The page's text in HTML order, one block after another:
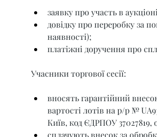
заявку про участь в
довідку про переробку за
наявності);
платіжні доручення про
Учасники торгової сесії:
вносять гарантійний
вартості лотів на р/р №
Київ, код ЄДРПОУ 37027819,
сплачують внесок за